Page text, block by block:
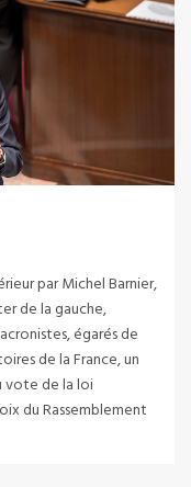
par Michel Barnier,
de la gauche,
égarés de
de la France, un
vote de la loi
du Rassemblement